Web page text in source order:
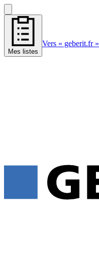
Mes listes
Vers « geberit.fr »